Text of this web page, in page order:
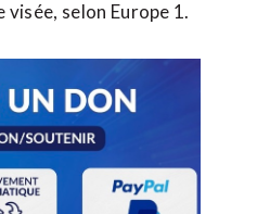
visée, selon Europe 1.